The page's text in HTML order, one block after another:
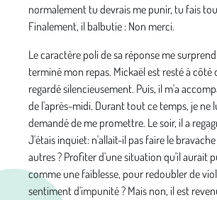
normalement tu devrais me punir, tu fais
Finalement, il balbutie : Non merci.
Le caractère poli de sa réponse me
terminé mon repas. Mickaël est resté à côté
regardé silencieusement. Puis, il m'a
de l'après-midi. Durant tout ce temps, je ne
demandé de me promettre. Le soir, il a
J'étais inquiet: n'allait-il pas faire le
autres ? Profiter d'une situation qu'il aurait
comme une faiblesse, pour redoubler de
sentiment d'impunité ? Mais non, il est